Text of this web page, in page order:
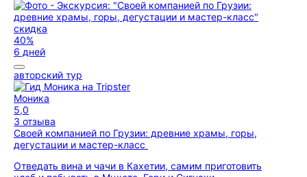
скидка
40%
6 дней
авторский тур
Моника
5,0
3 отзыва
Своей компанией по Грузии: древние храмы, горы,
дегустации и мастер-класс
Отведать вина и чачи в Кахетии, самим приготовить